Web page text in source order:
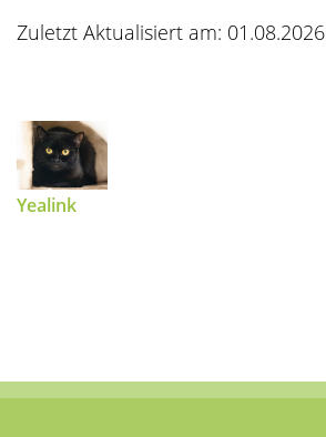
Zuletzt Aktualisiert am: 01.08.2026
Yealink